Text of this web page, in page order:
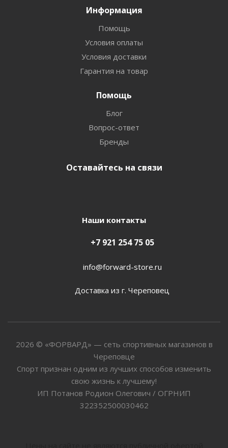
Информация
Помощь
Условия оплаты
Условия доставки
Гарантия на товар
Помощь
Блог
Вопрос-ответ
Бренды
Оставайтесь на связи
Наши контакты
+7 921 254 75 05
info@forward-store.ru
Доставка из г. Череповец
2026 © «ФОРВАРД» — сеть спортивных магазинов в
Череповце
Спорт признан одним из лучших способов изменить
свою жизнь к лучшему!
ИП Потанов Родион Олегович / ОГРНИП
322352500030462